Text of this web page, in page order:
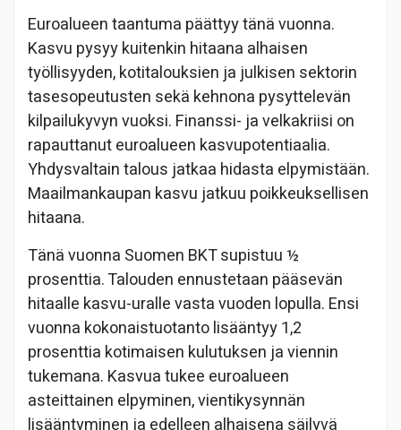
Euroalueen taantuma päättyy tänä vuonna.
Kasvu pysyy kuitenkin hitaana alhaisen
työllisyyden, kotitalouksien ja julkisen sektorin
tasesopeutusten sekä kehnona pysyttelevän
kilpailukyvyn vuoksi. Finanssi- ja velkakriisi on
rapauttanut euroalueen kasvupotentiaalia.
Yhdysvaltain talous jatkaa hidasta elpymistään.
Maailmankaupan kasvu jatkuu poikkeuksellisen
hitaana.
Tänä vuonna Suomen BKT supistuu ½
prosenttia. Talouden ennustetaan pääsevän
hitaalle kasvu-uralle vasta vuoden lopulla. Ensi
vuonna kokonaistuotanto lisääntyy 1,2
prosenttia kotimaisen kulutuksen ja viennin
tukemana. Kasvua tukee euroalueen
asteittainen elpyminen, vientikysynnän
lisääntyminen ja edelleen alhaisena säilyvä